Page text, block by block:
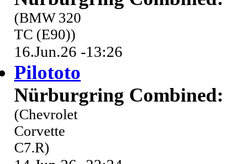
(BMW 320
TC (E90))
16.Jun.26 -13:26
Pilototo
Nürburgring Combined:
(Chevrolet
Corvette
C7.R)